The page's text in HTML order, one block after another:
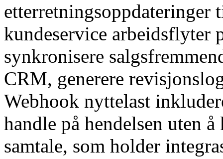
etterretningsoppdateringer
kundeservice arbeidsflyter
synkronisere
CRM, generere
Webhook nyttelast
handle på hendelsen uten
samtale, som holder